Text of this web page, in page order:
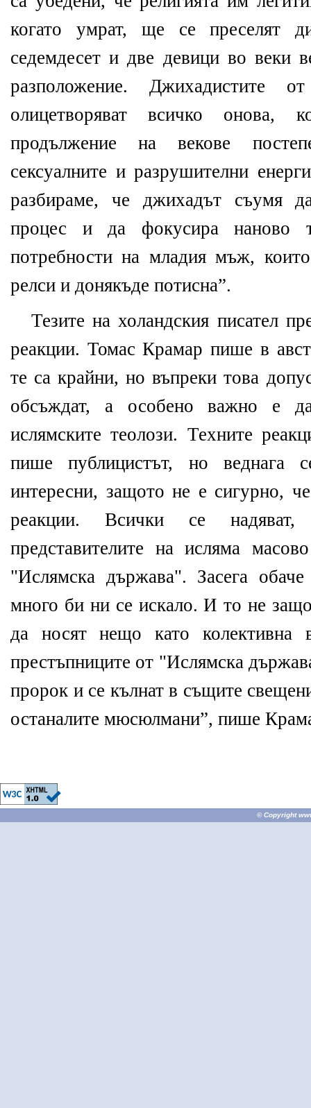
когато умрат, ще се преселят
седемдесет и две девици во веки
разположение. Джихадистите
олицетворяват всичко онова,
продължение на векове
сексуалните и разрушителни
разбираме, че джихадът съумя
процес и да фокусира наново
потребности на младия мъж,
релси и донякъде потисна”.
Тезите на холандския писател
реакции. Томас Крамар пише в
те са крайни, но въпреки това
обсъждат, а особено важно е
ислямските теолози. Техните
пише публицистът, но веднага
интересни, защото не е сигурно,
реакции. Всички се
представителите на исляма
"Ислямска държава". Засега
много би ни се искало. И то не
да носят нещо като колективна
престъпниците от "Ислямска
пророк и се кълнат в същите
останалите мюсюлмани”, пише
© Copyright